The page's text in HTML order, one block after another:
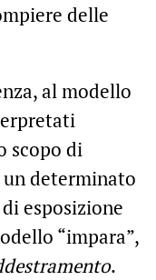
delle
al modello
scopo di
determinato
esposizione
“impara”,
.